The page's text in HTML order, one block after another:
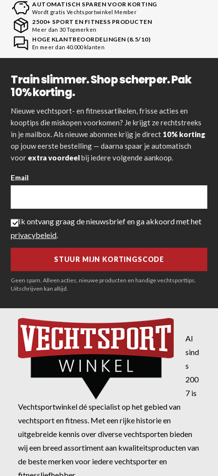
AUTOMATISCH SPAREN VOOR KORTING
Wordt gratis Vechtsportwinkel Member
2500+ SPORT EN FITNESS PRODUCTEN
Meer dan 30 Topmerken
HOGE KLANTBEOORDELINGEN (8.5/10)
En meer dan 40.000 klanten
Train slimmer. Shop scherper. Pak
10% korting.
Nieuwe vechtsport- en fitnessartikelen, frisse acties en
kooptips die miskopen voorkomen? Je krijgt ze rechtstreeks
in je mailbox. Als nieuwe abonnee krijg je direct 10% korting
op jouw eerste bestelling — daarna spaar je automatisch
voor extra voordeelbij iedere volgende aankoop.
Email
Ik ontvang graag de nieuwsbrief en ga akkoord met het
privacybeleid.
Geen spam. Alleen acties, nieuwe producten en handige vechtsporttips.
Uitschrijven kan altijd.
Al
sind
s
200
7 is
Vechtsportwinkel dé specialist op het gebied van
vechtsport en fitness. Met een rijke historie en
uitgebreide kennis over diverse vechtsporten bieden
wij een breed assortiment aan kwaliteitsproducten van
de beste merken voor iedere vechtsporter en